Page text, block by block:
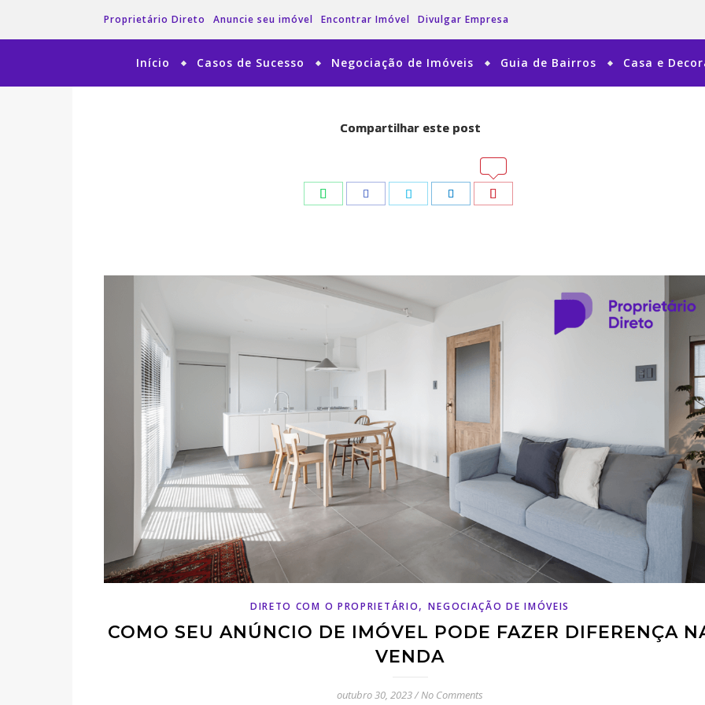
Proprietário Direto Anuncie seu imóvel Encontrar Imóvel Divulgar Empresa
Início Casos de Sucesso Negociação de Imóveis Guia de Bairros Casa e
DIRETO COM O PROPRIETÁRIO,NEGOCIAÇÃO DE IMÓVEIS
COMO SEU ANÚNCIO DE IMÓVEL PODE FAZER DIFERENÇA
VENDA
outubro 30, 2023/No Comments
Compartilhar este post
WhatsAppFacebook LinkedIn
Compartilhar este post
WhatsAppFacebook LinkedIn